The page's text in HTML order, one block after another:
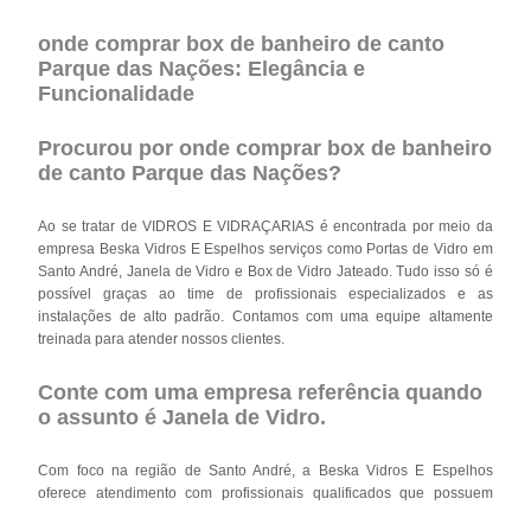
onde comprar box de banheiro de canto
Parque das Nações: Elegância e
Funcionalidade
Procurou por onde comprar box de banheiro
de canto Parque das Nações?
Ao se tratar de VIDROS E VIDRAÇARIAS é encontrada por meio da
empresa Beska Vidros E Espelhos serviços como Portas de Vidro em
Santo André, Janela de Vidro e Box de Vidro Jateado. Tudo isso só é
possível graças ao time de profissionais especializados e as
instalações de alto padrão. Contamos com uma equipe altamente
treinada para atender nossos clientes.
Conte com uma empresa referência quando
o assunto éJanela de Vidro.
Com foco na região de Santo André, a Beska Vidros E Espelhos
oferece atendimento com profissionais qualificados que possuem